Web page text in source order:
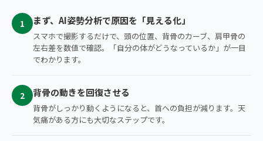
1 まず、AI姿勢分析で原因を「見える化」
スマホで撮影するだけで、頭の位置、背骨のカーブ、肩甲骨の
左右差を数値で確認。「自分の体がどうなっているか」が一目
でわかります。
2 背骨の動きを回復させる
背骨がしっかり動くようになると、首への負担が減ります。天
気痛がある方にも大切なステップです。